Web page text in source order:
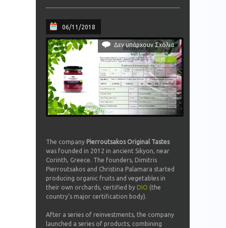
06/11/2018
Δεν υπάρχουν Σχόλια
The company Pierroutsakos Original Tastes
was founded in 2012 in ancient Sikyon, near
Corinth, Greece. The founders, Dimitris
Pierroutsakos and Christina Palamara started
producing organic fruits and vegetables in
their own orchards, certified by DIO (the
country’s major certification body).
After a series of reinvestments, the company
launched a series of products, combining